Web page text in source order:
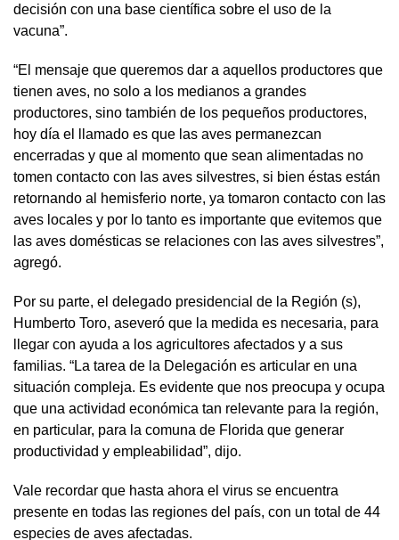
decisión con una base científica sobre el uso de la
vacuna”.
“El mensaje que queremos dar a aquellos productores que
tienen aves, no solo a los medianos a grandes
productores, sino también de los pequeños productores,
hoy día el llamado es que las aves permanezcan
encerradas y que al momento que sean alimentadas no
tomen contacto con las aves silvestres, si bien éstas están
retornando al hemisferio norte, ya tomaron contacto con las
aves locales y por lo tanto es importante que evitemos que
las aves domésticas se relaciones con las aves silvestres”,
agregó.
Por su parte, el delegado presidencial de la Región (s),
Humberto Toro, aseveró que la medida es necesaria, para
llegar con ayuda a los agricultores afectados y a sus
familias. “La tarea de la Delegación es articular en una
situación compleja. Es evidente que nos preocupa y ocupa
que una actividad económica tan relevante para la región,
en particular, para la comuna de Florida que generar
productividad y empleabilidad”, dijo.
Vale recordar que hasta ahora el virus se encuentra
presente en todas las regiones del país, con un total de 44
especies de aves afectadas.